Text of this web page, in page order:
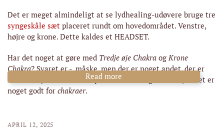
Det er meget almindeligt at se lydhealing-udøvere bruge tre
syngeskåle sæt placeret rundt om hovedområdet. Venstre,
højre og krone. Dette kaldes et HEADSET.
Har det noget at gøre med Tredje øje Chakra og Krone
Chakra? Svaret er - måske, men der er noget andet, der er
mere indlysende end de spekulative antagelser om, at det er
noget godt for chakraer.
Read more
APRIL 12, 2025